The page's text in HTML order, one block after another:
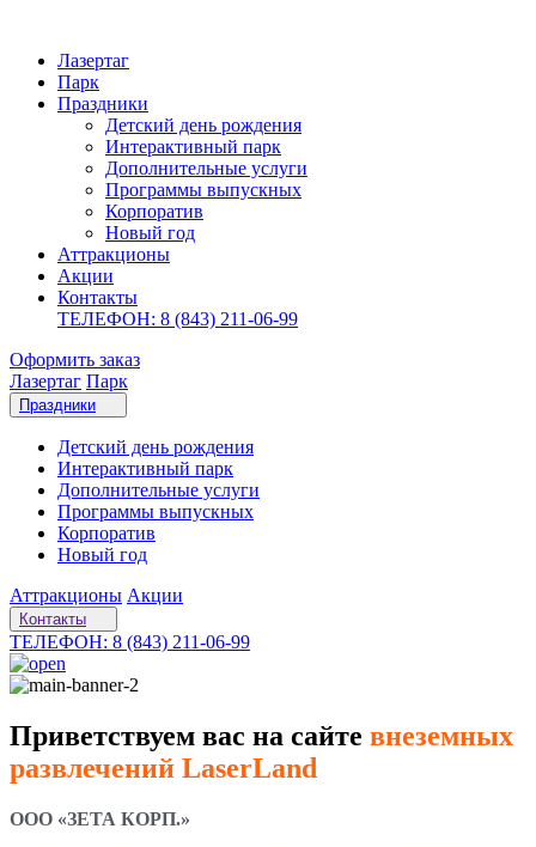
Лазертаг
Парк
Праздники
Детский день рождения
Интерактивный парк
Дополнительные услуги
Программы выпускных
Корпоратив
Новый год
Аттракционы
Акции
Контакты
ТЕЛЕФОН: 8 (843) 211-06-99
Оформить заказ
Лазертаг Парк
Праздники
Детский день рождения
Интерактивный парк
Дополнительные услуги
Программы выпускных
Корпоратив
Новый год
Аттракционы Акции
Контакты
ТЕЛЕФОН: 8 (843) 211-06-99
Приветствуем вас на сайте внеземных
развлечений LaserLand
ООО «ЗЕТА КОРП.»